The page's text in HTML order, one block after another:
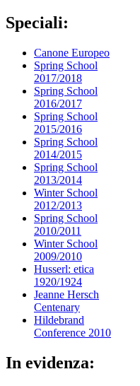
Speciali:
Canone Europeo
Spring School
2017/2018
Spring School
2016/2017
Spring School
2015/2016
Spring School
2014/2015
Spring School
2013/2014
Winter School
2012/2013
Spring School
2010/2011
Winter School
2009/2010
Husserl: etica
1920/1924
Jeanne Hersch
Centenary
Hildebrand
Conference 2010
In evidenza: